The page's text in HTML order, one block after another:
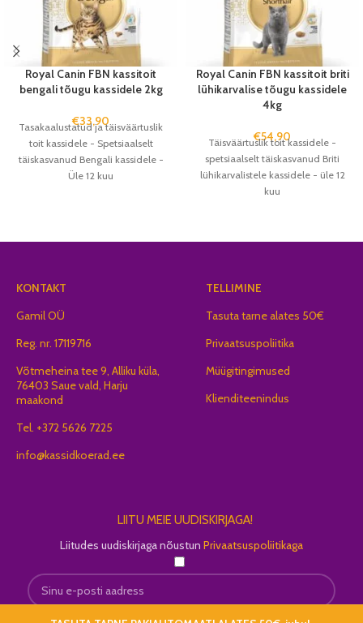
Royal Canin FBN kassitoit
bengali tõugu kassidele 2kg
€33,90
Tasakaalustatud ja täisväärtuslik
toit kassidele - Spetsiaalselt
täiskasvanud Bengali kassidele -
Üle 12 kuu
Royal Canin FBN kassitoit briti
lühikarvalise tõugu kassidele
4kg
€54,90
Täisväärtuslik toit kassidele -
spetsiaalselt täiskasvanud Briti
lühikarvalistele kassidele - üle 12
kuu
KONTAKT
Gamil OÜ
Reg. nr. 17119716
Võtmeheina tee 9, Alliku küla,
76403 Saue vald, Harju
maakond
Tel. +372 5626 7225
info@kassidkoerad.ee
TELLIMINE
Tasuta tarne alates 50€
Privaatsuspoliitika
Müügitingimused
Klienditeenindus
LIITU MEIE UUDISKIRJAGA!
Liitudes uudiskirjaga nõustun Privaatsuspoliitikaga